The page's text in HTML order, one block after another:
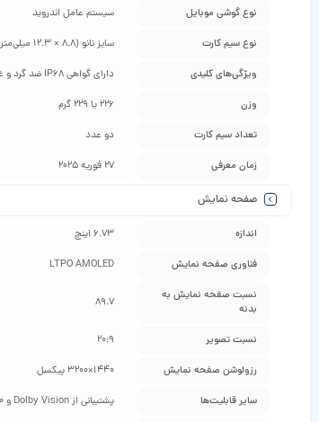
نوع گوشی موبایل سیستم عامل اندروید
نوع سیم کارت سایز نانو (8.8 × 12.3 میلی‌متر)
ویژگی‌های کلیدی دارای گواهی IP68 ضد گرد و غبار و مقاوم در برابر آب (تا عمق 1.5 متری به مدت 30 دقیقه)
وزن 226 یا 229 گرم
تعداد سیم کارت دو عدد
زمان معرفی 27 فوریه 2025
صفحه نمایش
اندازه 6.73 اینچ
فناوری صفحه‌ نمایش LTPO AMOLED
نسبت صفحه‌ نمایش به
بدنه
89.7
نسبت تصویر 20:9
رزولوشن صفحه نمایش 1440×3200 پیکسل
سایر قابلیت‌ها پشتیبانی از Dolby Vision و HDR10+